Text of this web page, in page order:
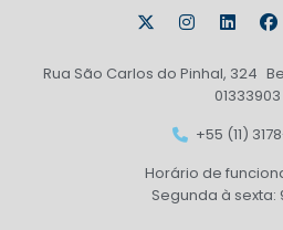
Rua São Carlos do Pinhal, 324
01333903
+55 (11)
Horário de
Segunda à sexta: